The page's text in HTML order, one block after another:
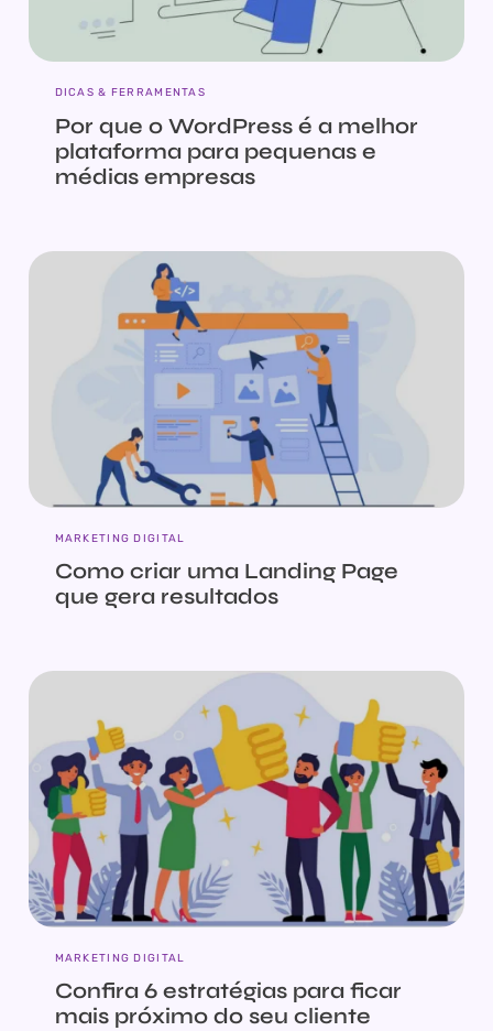
DICAS & FERRAMENTAS
Por que o WordPress é a melhor
plataforma para pequenas e
médias empresas
MARKETING DIGITAL
Como criar uma Landing Page
que gera resultados
MARKETING DIGITAL
Confira 6 estratégias para ficar
mais próximo do seu cliente